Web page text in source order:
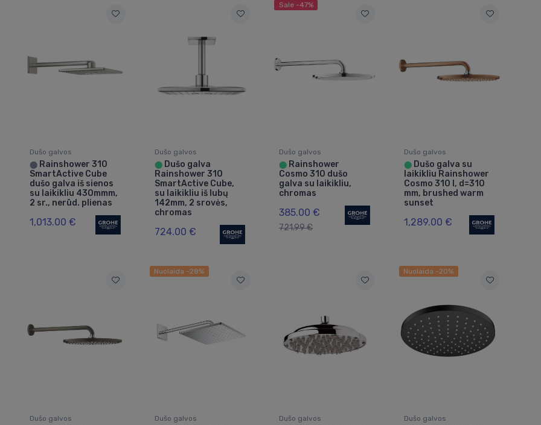
Dušo galvos
⬤ Rainshower 310
SmartActive Cube
dušo galva iš sienos
su laikikliu 430mmm,
2 sr., nerūd. plienas
1,013.00 €
Dušo galvos
⬤Dušo galva
Rainshower 310
SmartActive Cube,
su laikikliu iš lubų
142mm, 2 srovės,
chromas
724.00 €
Sale -47%
Dušo galvos
⬤ Rainshower
Cosmo 310 dušo
galva su laikikliu,
chromas
385.00 €
721.99 €
Dušo galvos
⬤Dušo galva su
laikikliu Rainshower
Cosmo 310 I, d=310
mm, brushed warm
sunset
1,289.00 €
Dušo galvos
Nuolaida -28%
Dušo galvos
Dušo galvos
Nuolaida -20%
Dušo galvos